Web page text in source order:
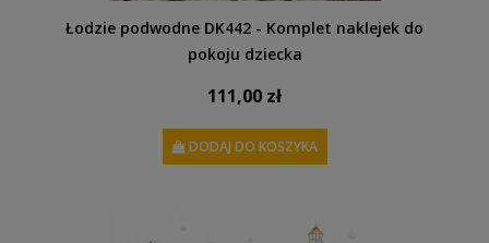
Łodzie podwodne DK442 - Komplet naklejek do
pokoju dziecka
111,00 zł
DODAJ DO KOSZYKA